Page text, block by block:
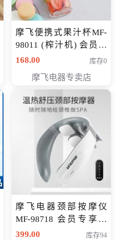
摩飞便携式果汁杯MF-
98011 (榨汁机) 会员专
享价138元
168.00 库存0
摩飞电器专卖店
摩飞电器颈部按摩仪
MF-98718 会员专享价
299元
399.00 库存94